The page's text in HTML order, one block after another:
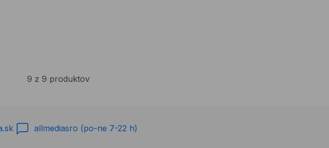
9 z 9 produktov
allmediasro (po-ne 7-22 h)